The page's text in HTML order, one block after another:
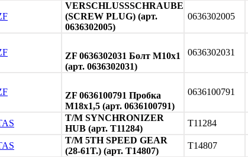
VERSCHLUSSSCHRAUBE
(SCREW PLUG) (арт.
0636302005)
0636302005
ZF 0636302031 Болт M10x1
(арт. 0636302031)
0636302031
ZF 0636100791 Пробка
М18x1,5 (арт. 0636100791)
0636100791
T/M SYNCHRONIZER
HUB (арт. T11284)
T11284
T/M 5TH SPEED GEAR
(28-61T.) (арт. T14807)
T14807